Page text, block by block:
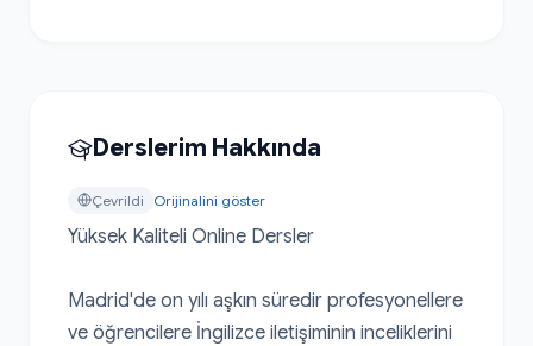
Derslerim Hakkında
Çevrildi Orijinalini göster
Yüksek Kaliteli Online Dersler
Madrid'de on yılı aşkın süredir profesyonellere
ve öğrencilere İngilizce iletişiminin inceliklerini